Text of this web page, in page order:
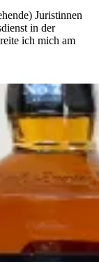
Juristinnen
in der
ich mich am